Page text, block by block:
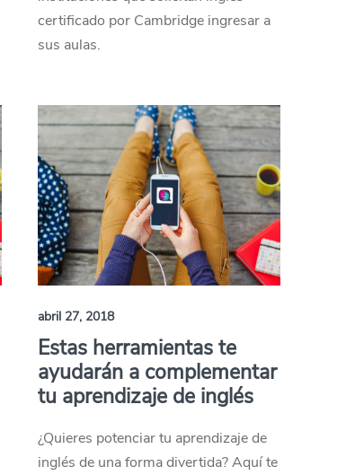
certificado por Cambridge ingresar a
sus aulas.
abril 27, 2018
Estas herramientas te
ayudarán a complementar
tu aprendizaje de inglés
¿Quieres potenciar tu aprendizaje de
inglés de una forma divertida? Aquí te